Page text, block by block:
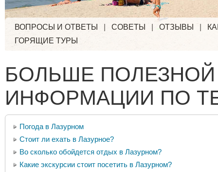
ВОПРОСЫ И ОТВЕТЫ СОВЕТЫ |ОТЗЫВЫ
ГОРЯЩИЕ ТУРЫ
БОЛЬШЕ ПОЛЕЗНОЙ
ИНФОРМАЦИИ ПО
Погода в Лазурном
Стоит ли ехать в Лазурное?
Во сколько обойдется отдых в Лазурном?
Какие экскурсии стоит посетить в Лазурном?